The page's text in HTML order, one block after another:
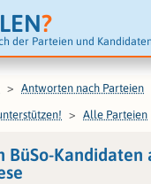
?
der Parteien und
Antworten nach Parteien
Alle Parteien
BüSo-Kandidaten